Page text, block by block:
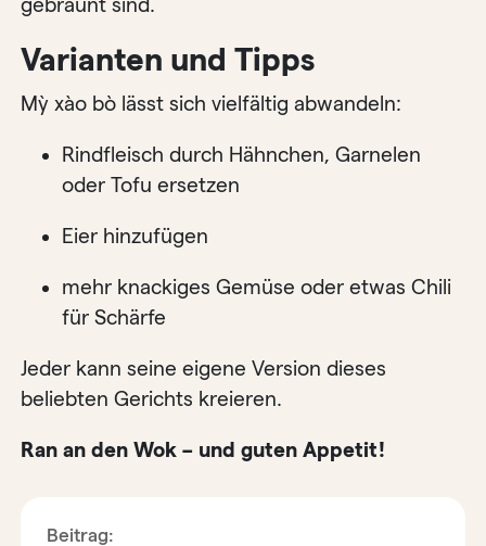
gebräunt sind.
Varianten und Tipps
Mỳ xào bò lässt sich vielfältig abwandeln:
Rindfleisch durch Hähnchen, Garnelen
oder Tofu ersetzen
Eier hinzufügen
mehr knackiges Gemüse oder etwas Chili
für Schärfe
Jeder kann seine eigene Version dieses
beliebten Gerichts kreieren.
Ran an den Wok – und guten Appetit!
Beitrag: